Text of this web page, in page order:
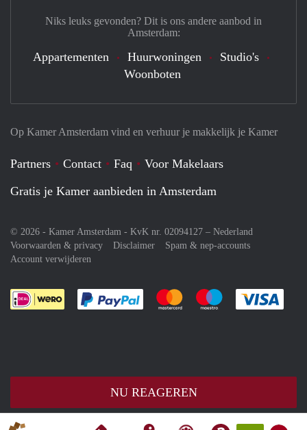
NU REAGEREN
Op Kamer Amsterdam vind en verhuur je makkelijk je Kamer
Partners Contact Faq
Voor Makelaars
Gratis je Kamer aanbieden in Amsterdam
© 2026 - Kamer Amsterdam - KvK nr. 02094127 – Nederland
Voorwaarden & privacy
Disclaimer
Spam & nep-accounts
Account verwijderen
Je rekent gemakkelijk af met Paypal
Je rekent gemakkelijk af met
Je rekent
Niks leuks gevonden? Dit is ons andere aanbod in
Amsterdam:
Appartementen Huurwoningen
Studio's
Woonboten